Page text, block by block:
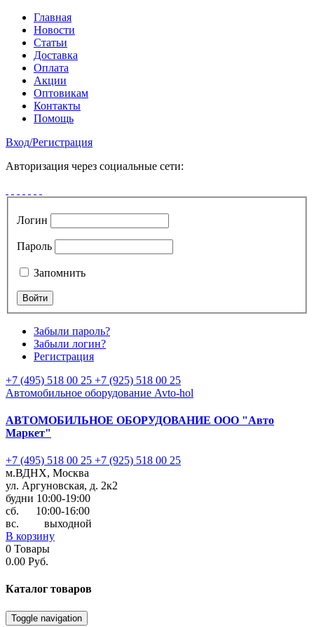
Главная
Новости
Статьи
Доставка
Оплата
Акции
Оптовикам
Контакты
Помощь
Вход/Регистрация
Авторизация через социальные сети:
Логин
Пароль
Запомнить
Забыли пароль?
Забыли логин?
Регистрация
+7 (495) 518 00 25 +7 (925) 518 00 25
Автомобильное оборудование Avto-hol
АВТОМОБИЛЬНОЕ ОБОРУДОВАНИЕ ООО "Авто
Маркет"
+7 (495) 518 00 25 +7 (925) 518 00 25
м.ВДНХ, Москва
ул. Аргуновская, д. 2к2
будни 10:00-19:00
cб. 10:00-16:00
вс. выходной
В корзину
0 Товары
0.00 Руб.
Каталог товаров
Toggle navigation